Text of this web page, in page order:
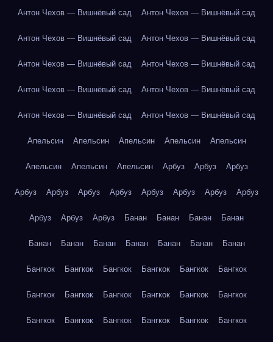
Антон Чехов — Вишнёвый сад Антон Чехов — Вишнёвый сад
Антон Чехов — Вишнёвый сад Антон Чехов — Вишнёвый сад
Антон Чехов — Вишнёвый сад Антон Чехов — Вишнёвый сад
Антон Чехов — Вишнёвый сад Антон Чехов — Вишнёвый сад
Антон Чехов — Вишнёвый сад Антон Чехов — Вишнёвый сад
Апельсин Апельсин Апельсин Апельсин Апельсин
Апельсин Апельсин Апельсин Арбуз Арбуз Арбуз
Арбуз Арбуз Арбуз Арбуз Арбуз Арбуз Арбуз Арбуз
Арбуз Арбуз Арбуз Банан Банан Банан Банан
Банан Банан Банан Банан Банан Банан Банан
Бангкок Бангкок Бангкок Бангкок Бангкок Бангкок
Бангкок Бангкок Бангкок Бангкок Бангкок Бангкок
Бангкок Бангкок Бангкок Бангкок Бангкок Бангкок